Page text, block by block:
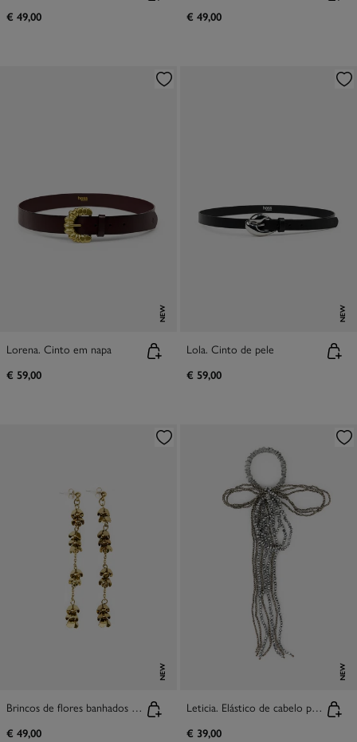
€ 49,00
€ 49,00
NEW
Lorena. Cinto em napa
€ 59,00
NEW
Lola. Cinto de pele
€ 59,00
NEW
Brincos de flores banhados a ouro
€ 49,00
NEW
Leticia. Elástico de cabelo prateado com missangas
€ 39,00